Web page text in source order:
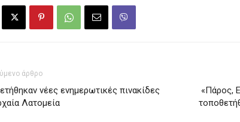
άρθρο
νέες ενημερωτικές πινακίδες
Λατομεία
«Πάρος,